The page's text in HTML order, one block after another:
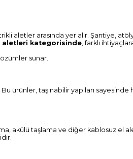
aletler arasında yer alır. Şantiye,
aletleri kategorisinde, farklı
sunar.
ürünler, taşınabilir yapıları
akülü taşlama ve diğer kablosuz el